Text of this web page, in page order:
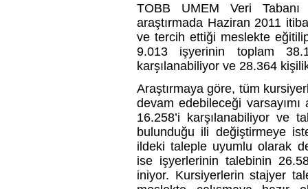
TOBB UMEM Veri Tabanı
araştırmada Haziran 2011
ve tercih ettiği meslekte
9.013 işyerinin toplam
karşılanabiliyor ve 28.364
Araştırmaya göre, tüm
devam edebileceği
16.258’i karşılanabiliyor ve
bulunduğu ili değiştirmeye
ildeki taleple uyumlu olarak
ise işyerlerinin talebinin
iniyor. Kursiyerlerin stajyer